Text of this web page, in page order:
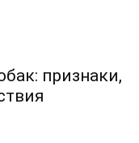
признаки,